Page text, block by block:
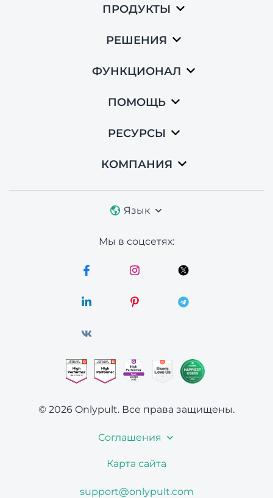
ПРОДУКТЫ
РЕШЕНИЯ
ФУНКЦИОНАЛ
ПОМОЩЬ
РЕСУРСЫ
КОМПАНИЯ
Язык
Мы в соцсетях:
© 2026 Onlypult. Все права защищены.
Соглашения
Карта сайта
support@onlypult.com